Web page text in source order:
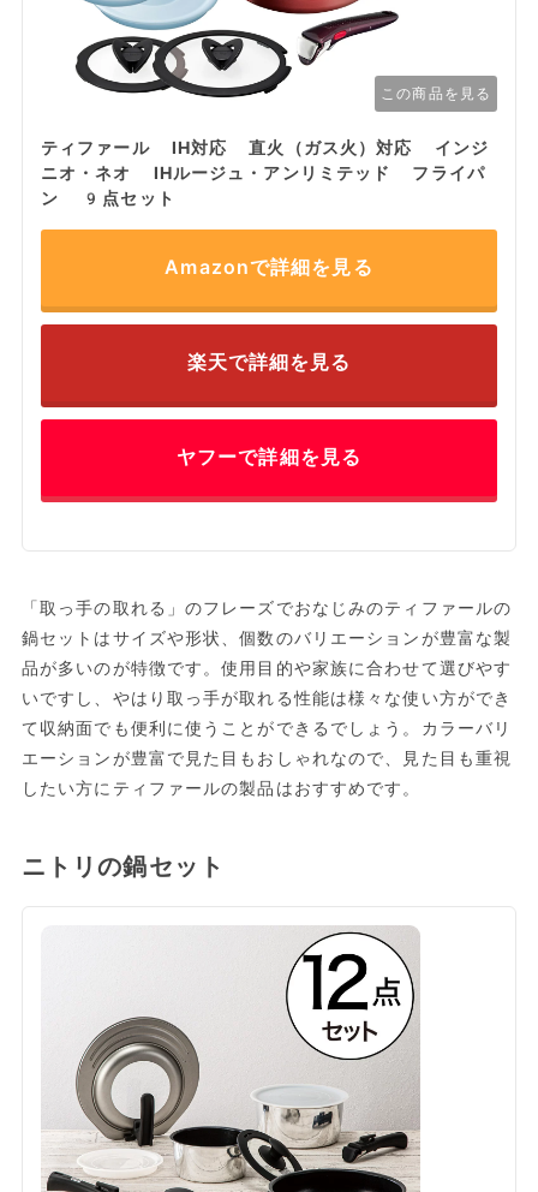
この商品を見る
ティファール IH対応 直火（ガス火）対応 インジ
ニオ・ネオ IHルージュ・アンリミテッド フライパ
ン 9点セット
Amazonで詳細を見る
楽天で詳細を見る
ヤフーで詳細を見る
「取っ手の取れる」のフレーズでおなじみのティファールの
鍋セットはサイズや形状、個数のバリエーションが豊富な製
品が多いのが特徴です。使用目的や家族に合わせて選びやす
いですし、やはり取っ手が取れる性能は様々な使い方ができ
て収納面でも便利に使うことができるでしょう。カラーバリ
エーションが豊富で見た目もおしゃれなので、見た目も重視
したい方にティファールの製品はおすすめです。
ニトリの鍋セット